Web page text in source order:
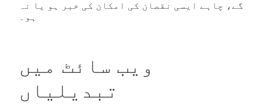
گے، چاہے ایسی نقصان کی امکان کی خبر ہو یا نہ
ہو۔
ویب سائٹ میں
تبدیلیاں